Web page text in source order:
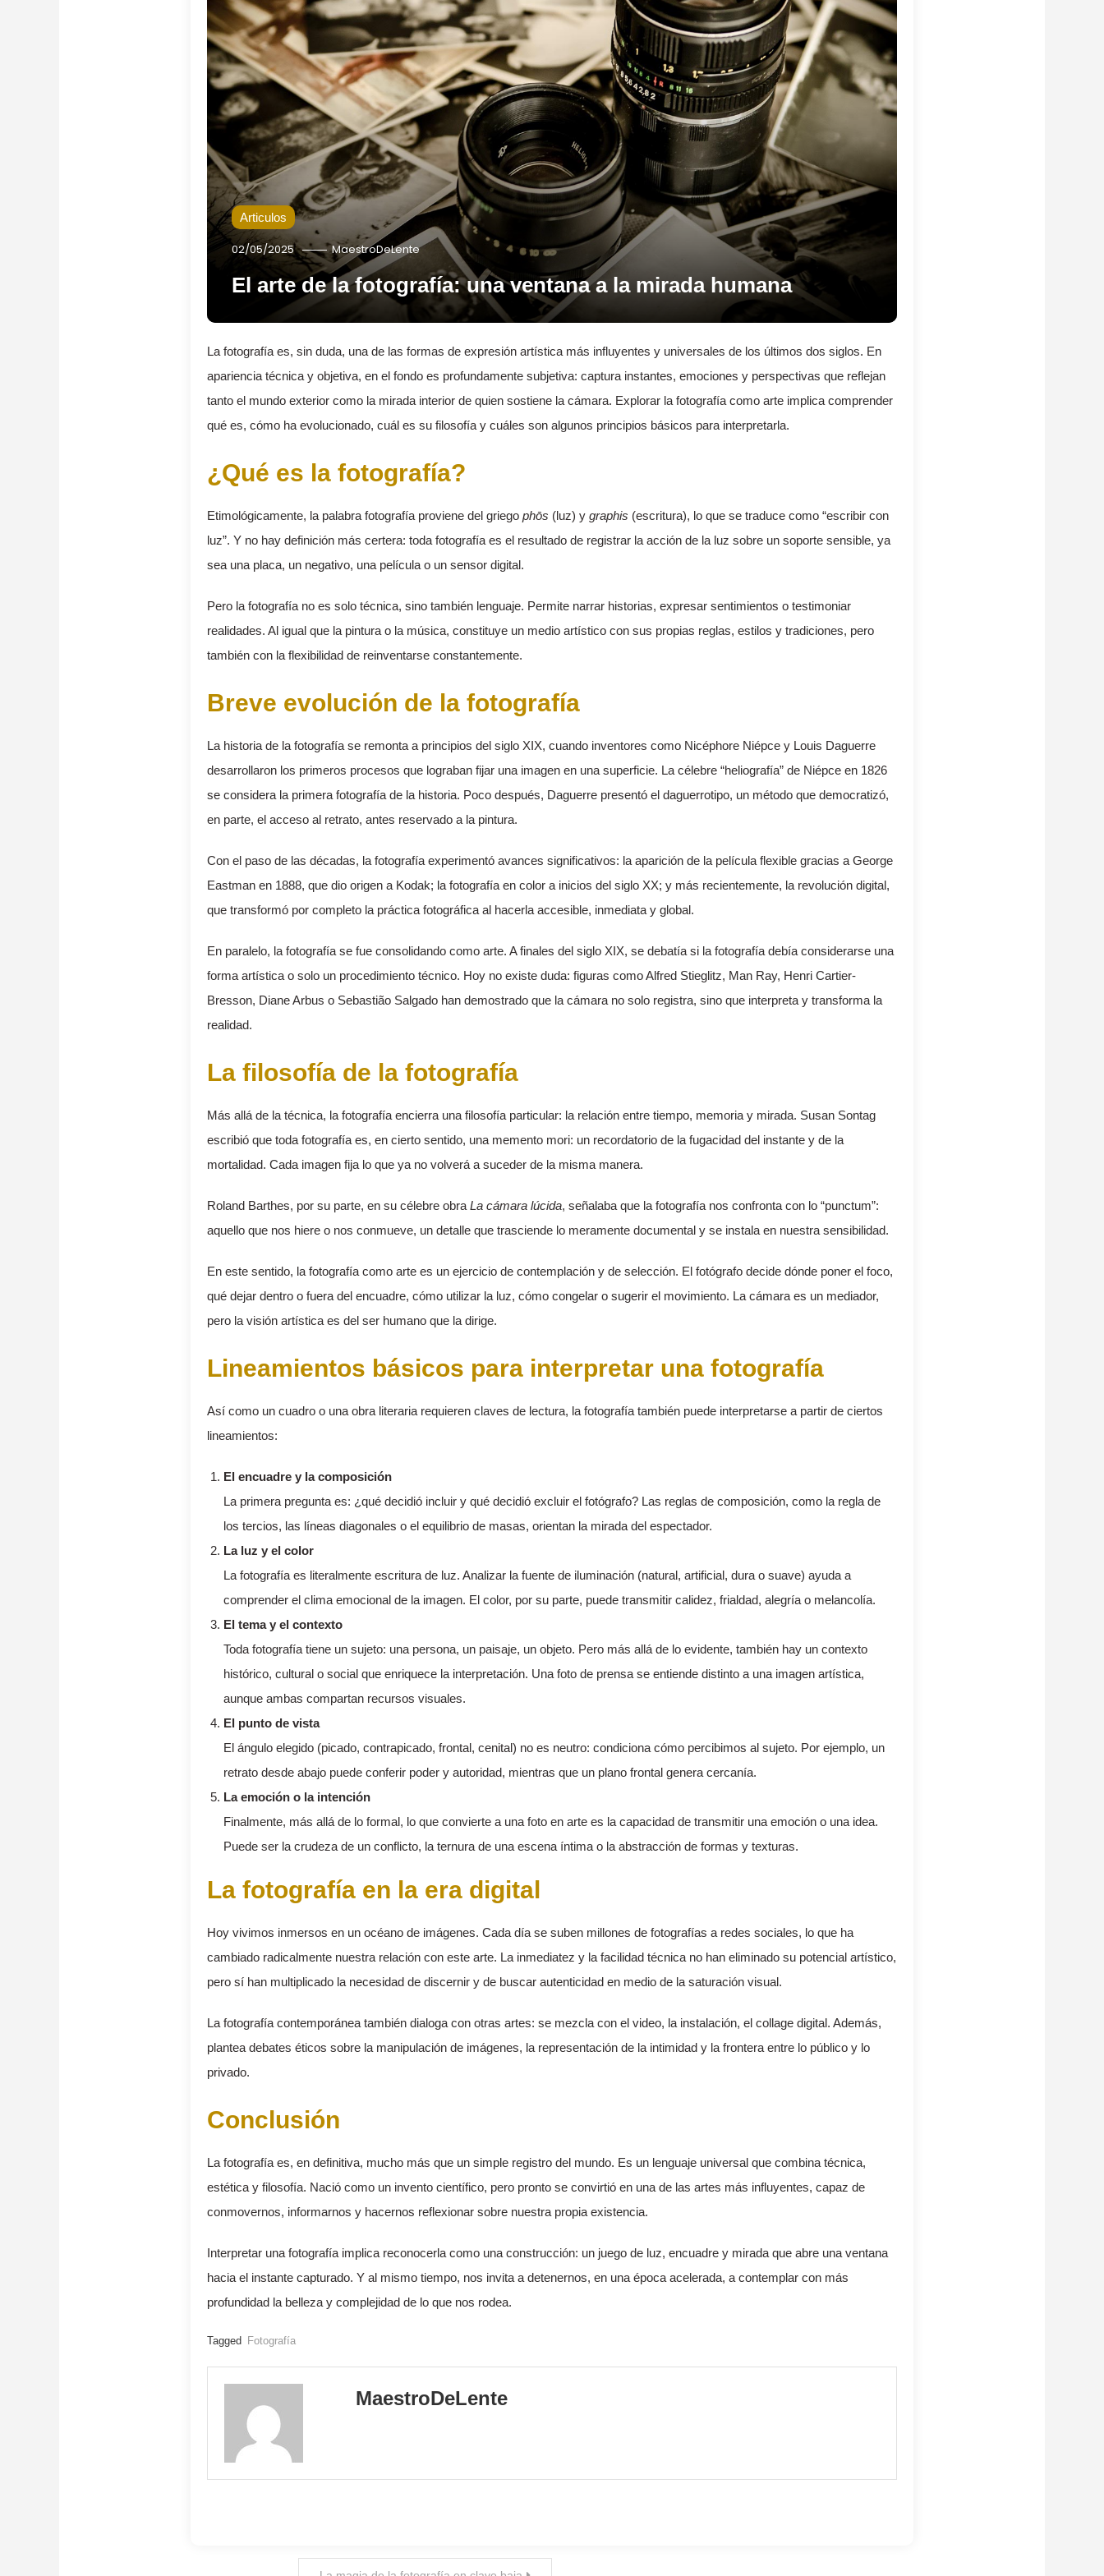
Articulos
02/05/2025 MaestroDeLente
El arte de la fotografía: una ventana a la mirada humana
La fotografía es, sin duda, una de las formas de expresión artística más influyentes y universales de los últimos dos siglos. En
apariencia técnica y objetiva, en el fondo es profundamente subjetiva: captura instantes, emociones y perspectivas que reflejan
tanto el mundo exterior como la mirada interior de quien sostiene la cámara. Explorar la fotografía como arte implica comprender
qué es, cómo ha evolucionado, cuál es su filosofía y cuáles son algunos principios básicos para interpretarla.
¿Qué es la fotografía?
Etimológicamente, la palabra fotografía proviene del griego phōs (luz) y graphis (escritura), lo que se traduce como “escribir con
luz”. Y no hay definición más certera: toda fotografía es el resultado de registrar la acción de la luz sobre un soporte sensible, ya
sea una placa, un negativo, una película o un sensor digital.
Pero la fotografía no es solo técnica, sino también lenguaje. Permite narrar historias, expresar sentimientos o testimoniar
realidades. Al igual que la pintura o la música, constituye un medio artístico con sus propias reglas, estilos y tradiciones, pero
también con la flexibilidad de reinventarse constantemente.
Breve evolución de la fotografía
La historia de la fotografía se remonta a principios del siglo XIX, cuando inventores como Nicéphore Niépce y Louis Daguerre
desarrollaron los primeros procesos que lograban fijar una imagen en una superficie. La célebre “heliografía” de Niépce en 1826
se considera la primera fotografía de la historia. Poco después, Daguerre presentó el daguerrotipo, un método que democratizó,
en parte, el acceso al retrato, antes reservado a la pintura.
Con el paso de las décadas, la fotografía experimentó avances significativos: la aparición de la película flexible gracias a George
Eastman en 1888, que dio origen a Kodak; la fotografía en color a inicios del siglo XX; y más recientemente, la revolución digital,
que transformó por completo la práctica fotográfica al hacerla accesible, inmediata y global.
En paralelo, la fotografía se fue consolidando como arte. A finales del siglo XIX, se debatía si la fotografía debía considerarse una
forma artística o solo un procedimiento técnico. Hoy no existe duda: figuras como Alfred Stieglitz, Man Ray, Henri Cartier-
Bresson, Diane Arbus o Sebastião Salgado han demostrado que la cámara no solo registra, sino que interpreta y transforma la
realidad.
La filosofía de la fotografía
Más allá de la técnica, la fotografía encierra una filosofía particular: la relación entre tiempo, memoria y mirada. Susan Sontag
escribió que toda fotografía es, en cierto sentido, una memento mori: un recordatorio de la fugacidad del instante y de la
mortalidad. Cada imagen fija lo que ya no volverá a suceder de la misma manera.
Roland Barthes, por su parte, en su célebre obra La cámara lúcida, señalaba que la fotografía nos confronta con lo “punctum”:
aquello que nos hiere o nos conmueve, un detalle que trasciende lo meramente documental y se instala en nuestra sensibilidad.
En este sentido, la fotografía como arte es un ejercicio de contemplación y de selección. El fotógrafo decide dónde poner el foco,
qué dejar dentro o fuera del encuadre, cómo utilizar la luz, cómo congelar o sugerir el movimiento. La cámara es un mediador,
pero la visión artística es del ser humano que la dirige.
Lineamientos básicos para interpretar una fotografía
Así como un cuadro o una obra literaria requieren claves de lectura, la fotografía también puede interpretarse a partir de ciertos
lineamientos:
El encuadre y la composición
La primera pregunta es: ¿qué decidió incluir y qué decidió excluir el fotógrafo? Las reglas de composición, como la regla de
los tercios, las líneas diagonales o el equilibrio de masas, orientan la mirada del espectador.
La luz y el color
La fotografía es literalmente escritura de luz. Analizar la fuente de iluminación (natural, artificial, dura o suave) ayuda a
comprender el clima emocional de la imagen. El color, por su parte, puede transmitir calidez, frialdad, alegría o melancolía.
El tema y el contexto
Toda fotografía tiene un sujeto: una persona, un paisaje, un objeto. Pero más allá de lo evidente, también hay un contexto
histórico, cultural o social que enriquece la interpretación. Una foto de prensa se entiende distinto a una imagen artística,
aunque ambas compartan recursos visuales.
El punto de vista
El ángulo elegido (picado, contrapicado, frontal, cenital) no es neutro: condiciona cómo percibimos al sujeto. Por ejemplo, un
retrato desde abajo puede conferir poder y autoridad, mientras que un plano frontal genera cercanía.
La emoción o la intención
Finalmente, más allá de lo formal, lo que convierte a una foto en arte es la capacidad de transmitir una emoción o una idea.
Puede ser la crudeza de un conflicto, la ternura de una escena íntima o la abstracción de formas y texturas.
La fotografía en la era digital
Hoy vivimos inmersos en un océano de imágenes. Cada día se suben millones de fotografías a redes sociales, lo que ha
cambiado radicalmente nuestra relación con este arte. La inmediatez y la facilidad técnica no han eliminado su potencial artístico,
pero sí han multiplicado la necesidad de discernir y de buscar autenticidad en medio de la saturación visual.
La fotografía contemporánea también dialoga con otras artes: se mezcla con el video, la instalación, el collage digital. Además,
plantea debates éticos sobre la manipulación de imágenes, la representación de la intimidad y la frontera entre lo público y lo
privado.
Conclusión
La fotografía es, en definitiva, mucho más que un simple registro del mundo. Es un lenguaje universal que combina técnica,
estética y filosofía. Nació como un invento científico, pero pronto se convirtió en una de las artes más influyentes, capaz de
conmovernos, informarnos y hacernos reflexionar sobre nuestra propia existencia.
Interpretar una fotografía implica reconocerla como una construcción: un juego de luz, encuadre y mirada que abre una ventana
hacia el instante capturado. Y al mismo tiempo, nos invita a detenernos, en una época acelerada, a contemplar con más
profundidad la belleza y complejidad de lo que nos rodea.
Tagged Fotografía
MaestroDeLente